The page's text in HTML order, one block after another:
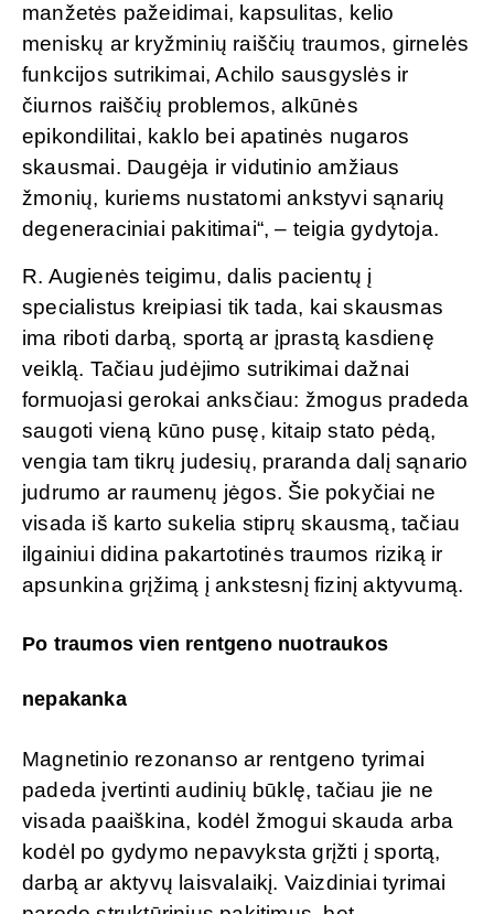
manžetės pažeidimai, kapsulitas, kelio
meniskų ar kryžminių raiščių traumos, girnelės
funkcijos sutrikimai, Achilo sausgyslės ir
čiurnos raiščių problemos, alkūnės
epikondilitai, kaklo bei apatinės nugaros
skausmai. Daugėja ir vidutinio amžiaus
žmonių, kuriems nustatomi ankstyvi sąnarių
degeneraciniai pakitimai“, – teigia gydytoja.
R. Augienės teigimu, dalis pacientų į
specialistus kreipiasi tik tada, kai skausmas
ima riboti darbą, sportą ar įprastą kasdienę
veiklą. Tačiau judėjimo sutrikimai dažnai
formuojasi gerokai anksčiau: žmogus pradeda
saugoti vieną kūno pusę, kitaip stato pėdą,
vengia tam tikrų judesių, praranda dalį sąnario
judrumo ar raumenų jėgos. Šie pokyčiai ne
visada iš karto sukelia stiprų skausmą, tačiau
ilgainiui didina pakartotinės traumos riziką ir
apsunkina grįžimą į ankstesnį fizinį aktyvumą.
Po traumos vien rentgeno nuotraukos
nepakanka
Magnetinio rezonanso ar rentgeno tyrimai
padeda įvertinti audinių būklę, tačiau jie ne
visada paaiškina, kodėl žmogui skauda arba
kodėl po gydymo nepavyksta grįžti į sportą,
darbą ar aktyvų laisvalaikį. Vaizdiniai tyrimai